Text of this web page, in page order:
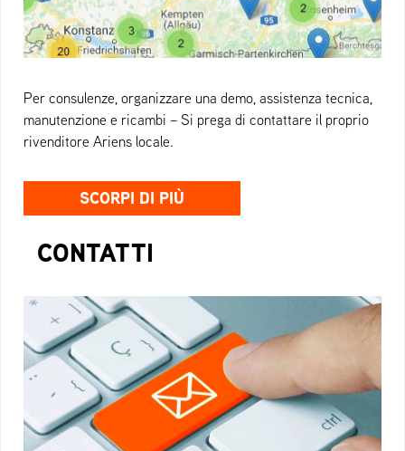
Per consulenze, organizzare una demo, assistenza tecnica,
manutenzione e ricambi – Si prega di contattare il proprio
rivenditore Ariens locale.
SCORPI DI PIÙ
CONTATTI